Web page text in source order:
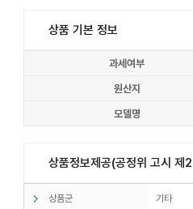
상품 기본 정보
과세여부
원산지
모델명
상품정보제공(공정위 고시
상품군 기타